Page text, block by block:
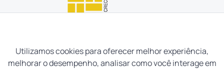
Utilizamos cookies para oferecer melhor experiência,
melhorar o desempenho, analisar como você interage em